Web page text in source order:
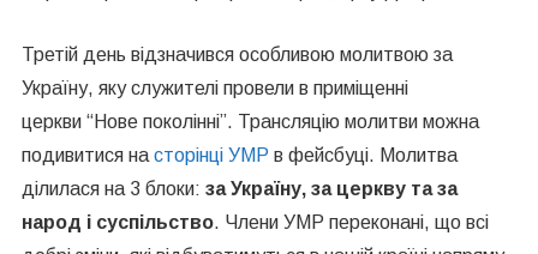
Третій день відзначився особливою молитвою за
Україну, яку служителі провели в приміщенні
церкви “Новепоколінні”. Трансляцію молитви можна
подивитися на сторінці УМРв фейсбуці. Молитва
ділилася на 3 блоки: за Україну, за церкву та за
народ і суспільство. Члени УМР переконані, що всі